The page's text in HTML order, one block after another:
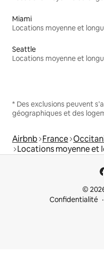
Miami
Seattle
* Des exclusions peuvent
géographiques et des
Airbnb France
Locations moyenne et
©
Confidentialité